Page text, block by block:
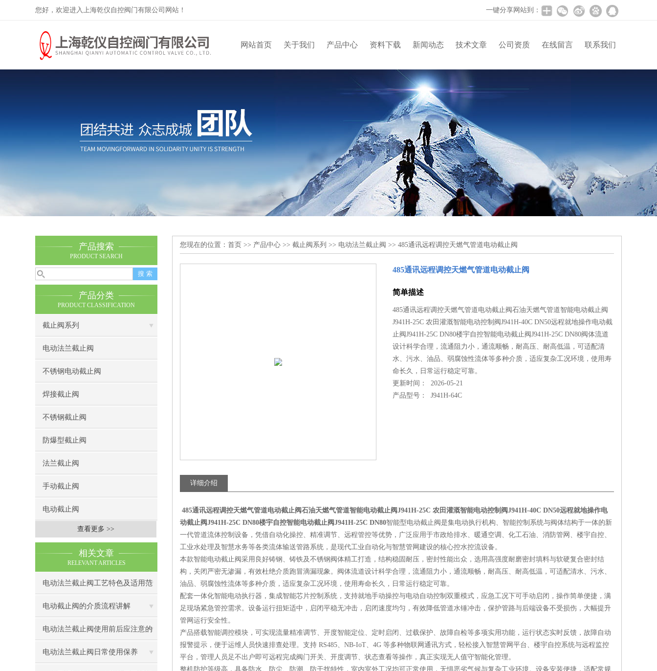
您好，欢迎进入上海乾仪自控阀门有限公司网站！ 一键分享网站到：
网站首页 关于我们 产品中心 资料下载 新闻动态 技术文章 公司资质 在线留言 联系我们
产品搜索
PRODUCT SEARCH
产品分类
PRODUCT CLASSIFICATION
截止阀系列
电动法兰截止阀
不锈钢电动截止阀
焊接截止阀
不锈钢截止阀
防爆型截止阀
法兰截止阀
手动截止阀
电动截止阀
查看更多 >>
相关文章
RELEVANT ARTICLES
电动法兰截止阀工艺特色及适用范
围
电动截止阀的介质流程讲解
电动法兰截止阀使用前后应注意的
事
电动法兰截止阀日常使用保养
您现在的位置： 首页 >> 产品中心 >> 截止阀系列 >> 电动法兰截止阀 >> 485通讯远程调控天燃气管道电动截止阀
485通讯远程调控天燃气管道电动截止阀
简单描述
485通讯远程调控天燃气管道电动截止阀石油天燃气管道智能电动截止阀
J941H-25C 农田灌溉智能电动控制阀J941H-40C DN50远程就地操作电动截
止阀J941H-25C DN80楼宇自控智能电动截止阀J941H-25C DN80阀体流道
设计科学合理，流通阻力小，通流顺畅，耐高压、耐高低温，可适配清
水、污水、油品、弱腐蚀性流体等多种介质，适应复杂工况环境，使用寿
命长久，日常运行稳定可靠。
更新时间： 2026-05-21
产品型号：J941H-64C
详细介绍
485通讯远程调控天燃气管道电动截止阀石油天燃气管道智能电动截止阀J941H-25C 农田灌溉智能电动控制阀J941H-40C DN50远程就地操作电
动截止阀J941H-25C DN80楼宇自控智能电动截止阀J941H-25C DN80智能型电动截止阀是集电动执行机构、智能控制系统与阀体结构于一体的新
一代管道流体控制设备，凭借自动化操控、精准调节、远程管控等优势，广泛应用于市政给排水、暖通空调、化工石油、消防管网、楼宇自控、
工业水处理及智慧水务等各类流体输送管路系统，是现代工业自动化与智慧管网建设的核心控水控流设备。
本款智能电动截止阀采用良好铸钢、铸铁及不锈钢阀体精工打造，结构稳固耐压，密封性能出众，选用高强度耐磨密封填料与软硬复合密封结
构，关闭严密无渗漏，有效杜绝介质跑冒滴漏现象。阀体流道设计科学合理，流通阻力小，通流顺畅，耐高压、耐高低温，可适配清水、污水、
油品、弱腐蚀性流体等多种介质，适应复杂工况环境，使用寿命长久，日常运行稳定可靠。
配套一体化智能电动执行器，集成智能芯片控制系统，支持就地手动操控与电动自动控制双重模式，应急工况下可手动启闭，操作简单便捷，满
足现场紧急管控需求。设备运行扭矩适中，启闭平稳无冲击，启闭速度均匀，有效降低管道水锤冲击，保护管路与后端设备不受损伤，大幅提升
管网运行安全性。
产品搭载智能调控模块，可实现流量精准调节、开度智能定位、定时启闭、过载保护、故障自检等多项实用功能，运行状态实时反馈，故障自动
报警提示，便于运维人员快速排查处理。支持 RS485、NB-IoT、4G 等多种物联网通讯方式，轻松接入智慧管网平台、楼宇自控系统与远程监控
平台，管理人员足不出户即可远程完成阀门开关、开度调节、状态查看等操作，真正实现无人值守智能化管理。
整机防护等级高，具备防水、防尘、防潮、防干扰特性，室内室外工况均可正常使用，无惧恶劣气候与复杂工业环境。设备安装便捷，适配常规